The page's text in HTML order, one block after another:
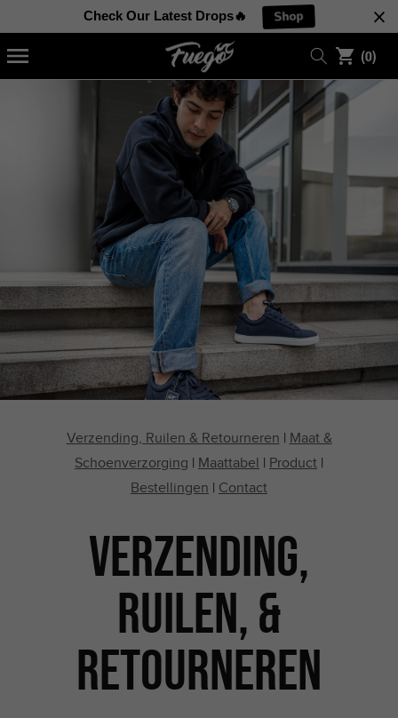
Check Our Latest Drops🔥 Shop
(0)
0
items
Verzending, Ruilen & Retourneren | Maat &
Schoenverzorging | Maattabel | Product |
Bestellingen | Contact
Verzending,
Ruilen, &
Retourneren